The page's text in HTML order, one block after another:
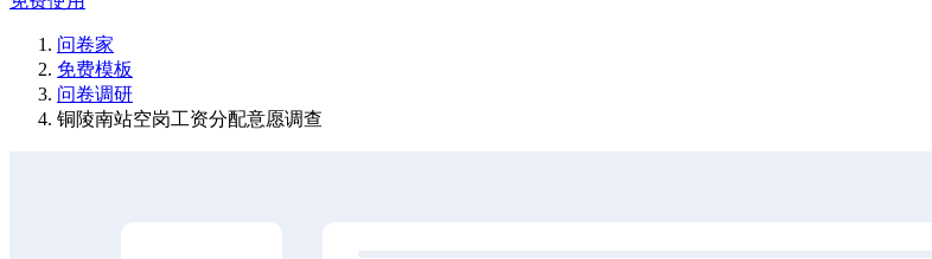
问卷家
免费模板
问卷调研
铜陵南站空岗工资分配意愿调查